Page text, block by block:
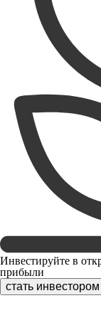
Инвестируйте в
прибыли
стать инвестором